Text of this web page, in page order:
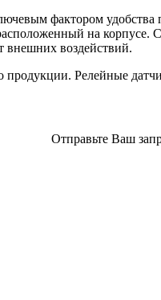
фактором
на корпусе.
воздействий.
продукции. Релейные
Отправьте Ваш